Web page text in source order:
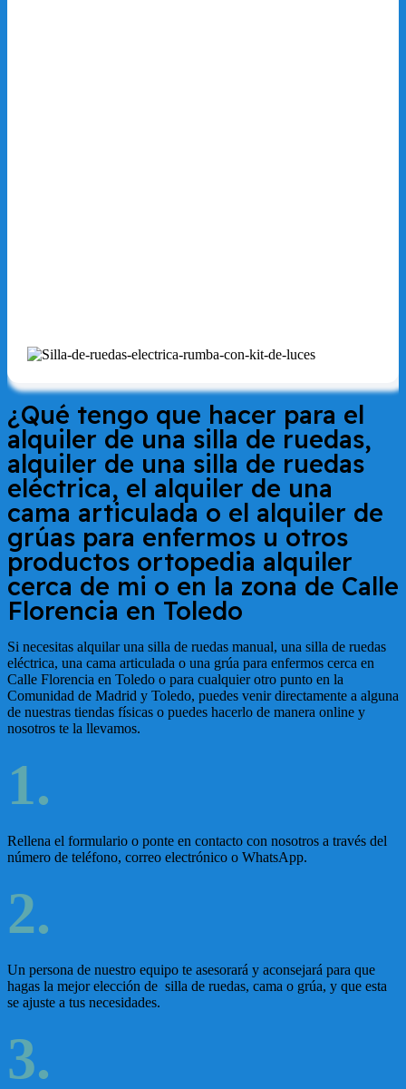
¿Qué tengo que hacer para el
alquiler de una silla de ruedas,
alquiler de una silla de ruedas
eléctrica, el alquiler de una
cama articulada o el alquiler de
grúas para enfermos u otros
productos ortopedia alquiler
cerca de mi o en la zona de Calle
Florencia en Toledo
Si necesitas alquilar una silla de ruedas manual, una silla de ruedas
eléctrica, una cama articulada o una grúa para enfermos cerca en
Calle Florencia en Toledo o para cualquier otro punto en la
Comunidad de Madrid y Toledo, puedes venir directamente a alguna
de nuestras tiendas físicas o puedes hacerlo de manera online y
nosotros te la llevamos.
1.
Rellena el formulario o ponte en contacto con nosotros a través del
número de teléfono, correo electrónico o WhatsApp.
2.
Un persona de nuestro equipo te asesorará y aconsejará para que
hagas la mejor elección de silla de ruedas, cama o grúa, y que esta
se ajuste a tus necesidades.
3.